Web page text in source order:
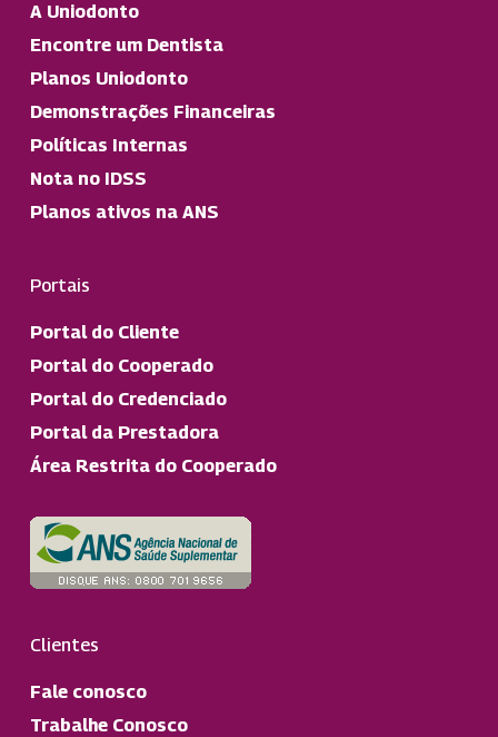
A Uniodonto
Encontre um Dentista
Planos Uniodonto
Demonstrações Financeiras
Políticas Internas
Nota no IDSS
Planos ativos na ANS
Portais
Portal do Cliente
Portal do Cooperado
Portal do Credenciado
Portal da Prestadora
Área Restrita do Cooperado
Clientes
Fale conosco
Trabalhe Conosco